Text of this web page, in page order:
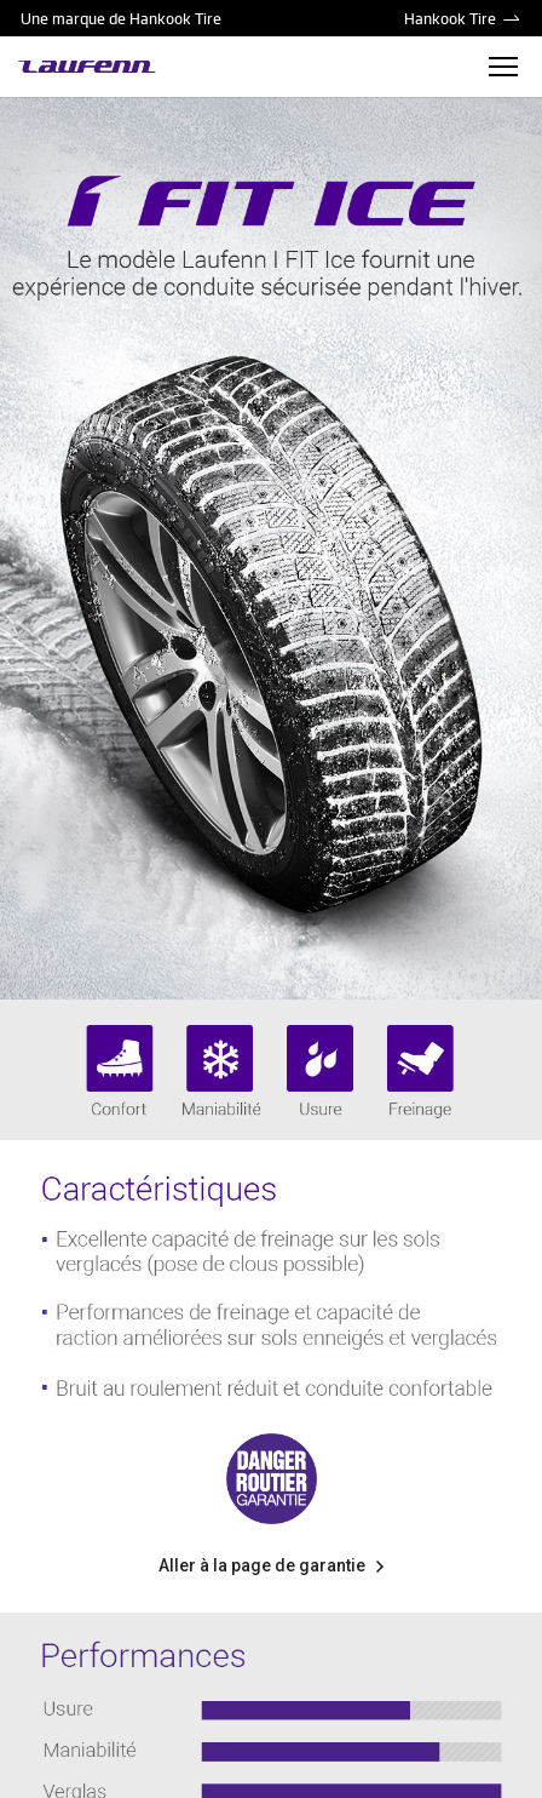
Une marque de Hankook Tire Hankook Tire
Aller à la page de garantie